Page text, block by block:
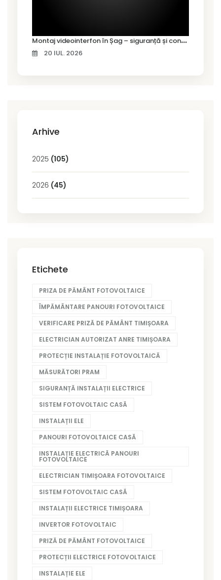
M
ontaj videointerfon în Șag – siguranță și control pentru locuința ta
20 IUL. 2026
Arhive
2025 (105)
2026 (45)
Etichete
PRIZA DE PĂMÂNT FOTOVOLTAICE
ÎMPĂMÂNTARE PANOURI FOTOVOLTAICE
VERIFICARE PRIZĂ DE PĂMÂNT TIMIȘOARA
ELECTRICIAN AUTORIZAT ANRE TIMIȘOARA
PROTECȚIE INSTALAȚIE FOTOVOLTAICĂ
MĂSURĂTORI PRAM
SIGURANȚĂ INSTALAȚII ELECTRICE
SISTEM FOTOVOLTAIC CASĂ
INSTALAȚII ELE
PANOURI FOTOVOLTAICE CASĂ
INSTALAȚIE ELECTRICĂ PANOURI
FOTOVOLTAICE
ELECTRICIAN TIMIȘOARA FOTOVOLTAICE
SISTEM FOTOVOLTAIC CASĂ
INSTALAȚII ELECTRICE TIMIȘOARA
INVERTOR FOTOVOLTAIC
PRIZĂ DE PĂMÂNT FOTOVOLTAICE
PROTECȚII ELECTRICE FOTOVOLTAICE
INSTALAȚIE ELE